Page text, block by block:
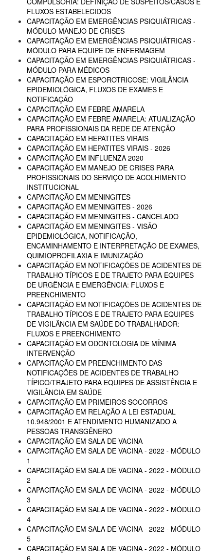
FLUXOS ESTABELECIDOS
CAPACITAÇÃO EM EMERGÊNCIAS PSIQUIÁTRICAS -
MÓDULO MANEJO DE CRISES
CAPACITAÇÃO EM EMERGÊNCIAS PSIQUIÁTRICAS -
MÓDULO PARA EQUIPE DE ENFERMAGEM
CAPACITAÇÃO EM EMERGÊNCIAS PSIQUIÁTRICAS -
MÓDULO PARA MÉDICOS
CAPACITAÇÃO EM ESPOROTRICOSE: VIGILÂNCIA
EPIDEMIOLÓGICA, FLUXOS DE EXAMES E
NOTIFICAÇÃO
CAPACITAÇÃO EM FEBRE AMARELA
CAPACITAÇÃO EM FEBRE AMARELA: ATUALIZAÇÃO
PARA PROFISSIONAIS DA REDE DE ATENÇÃO
CAPACITAÇÃO EM HEPATITES VIRAIS
CAPACITAÇÃO EM HEPATITES VIRAIS - 2026
CAPACITAÇÃO EM INFLUENZA 2020
CAPACITAÇÃO EM MANEJO DE CRISES PARA
PROFISSIONAIS DO SERVIÇO DE ACOLHIMENTO
INSTITUCIONAL
CAPACITAÇÃO EM MENINGITES
CAPACITAÇÃO EM MENINGITES - 2026
CAPACITAÇÃO EM MENINGITES - CANCELADO
CAPACITAÇÃO EM MENINGITES - VISÃO
EPIDEMIOLÓGICA, NOTIFICAÇÃO,
ENCAMINHAMENTO E INTERPRETAÇÃO DE EXAMES,
QUIMIOPROFILAXIA E IMUNIZAÇÃO
CAPACITAÇÃO EM NOTIFICAÇÕES DE ACIDENTES DE
TRABALHO TÍPICOS E DE TRAJETO PARA EQUIPES
DE URGÊNCIA E EMERGÊNCIA: FLUXOS E
PREENCHIMENTO
CAPACITAÇÃO EM NOTIFICAÇÕES DE ACIDENTES DE
TRABALHO TÍPICOS E DE TRAJETO PARA EQUIPES
DE VIGILÂNCIA EM SAÚDE DO TRABALHADOR:
FLUXOS E PREENCHIMENTO
CAPACITAÇÃO EM ODONTOLOGIA DE MÍNIMA
INTERVENÇÃO
CAPACITAÇÃO EM PREENCHIMENTO DAS
NOTIFICAÇÕES DE ACIDENTES DE TRABALHO
TÍPICO/TRAJETO PARA EQUIPES DE ASSISTÊNCIA E
VIGILÂNCIA EM SAÚDE
CAPACITAÇÃO EM PRIMEIROS SOCORROS
CAPACITAÇÃO EM RELAÇÃO A LEI ESTADUAL
10.948/2001 E ATENDIMENTO HUMANIZADO A
PESSOAS TRANSGÊNERO
CAPACITAÇÃO EM SALA DE VACINA
CAPACITAÇÃO EM SALA DE VACINA - 2022 - MÓDULO
1
CAPACITAÇÃO EM SALA DE VACINA - 2022 - MÓDULO
2
CAPACITAÇÃO EM SALA DE VACINA - 2022 - MÓDULO
3
CAPACITAÇÃO EM SALA DE VACINA - 2022 - MÓDULO
4
CAPACITAÇÃO EM SALA DE VACINA - 2022 - MÓDULO
5
CAPACITAÇÃO EM SALA DE VACINA - 2022 - MÓDULO
6